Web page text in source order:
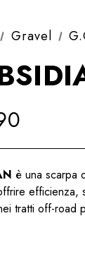
Gravel
è una scarpa
efficienza,
tratti off-road